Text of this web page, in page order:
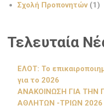
Σχολή Προπονητών (1)
Τελευταία
ΕΛΟΤ: Το
για το 2026
ΑΝΑΚΟΙΝΩΣΗ ΓΙΑ ΤΗΝ
ΑΘΛΗΤΩΝ -ΤΡΙΩΝ 2026